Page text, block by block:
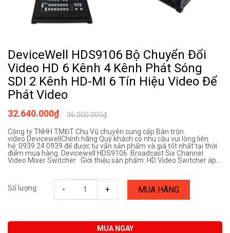
DeviceWell HDS9106 Bộ Chuyển Đổi
Video HD 6 Kênh 4 Kênh Phát Sóng
SDI 2 Kênh HD-MI 6 Tín Hiệu Video Để
Phát Video
36.000.000₫
32.640.000₫
Công ty TNHH TMĐT Chu Vũ chuyên cung cấp Bàn trộn
video Devicewell​​​​​Chính hãng Quý khách có nhu cầu vui lòng liên
hệ: 0939 24 0939 để được tư vấn sản phẩm và giá tốt nhất tại thời
điểm mua hàng. Devicewell HDS9106 Broadcast Six Channel
Video Mixer Switcher Giới thiệu sản phẩm: HD Video Switcher áp...
Số lượng: - + MUA HÀNG
MUA NGAY